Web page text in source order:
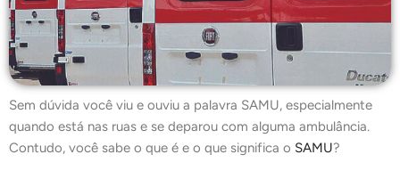
Sem dúvida você viu e ouviu a palavra SAMU, especialmente
quando está nas ruas e se deparou com alguma ambulância.
Contudo, você sabe o que é e o que significa o SAMU?